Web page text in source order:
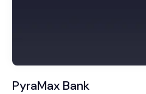
PyraMax Bank